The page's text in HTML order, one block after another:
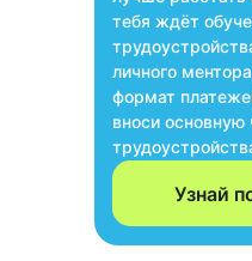
тебя ждёт
личного
формат
вноси основную
Узнай